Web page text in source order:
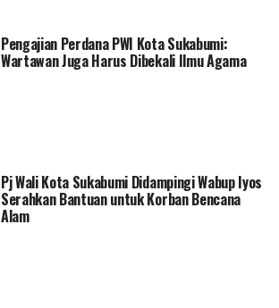
Pengajian Perdana PWI Kota Sukabumi:
Wartawan Juga Harus Dibekali Ilmu Agama
Pj Wali Kota Sukabumi Didampingi Wabup Iyos
Serahkan Bantuan untuk Korban Bencana
Alam